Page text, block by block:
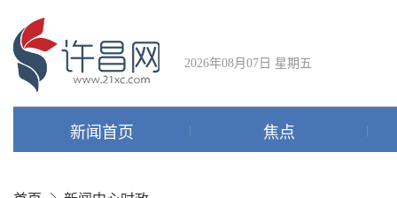
2026年08月07日 星期五
新闻首页 焦点